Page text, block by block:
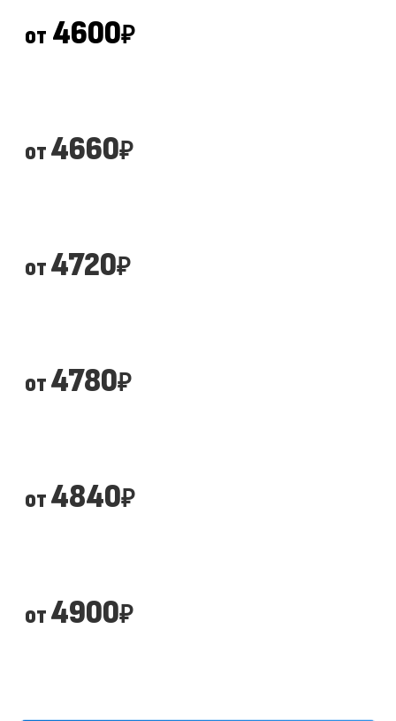
от 4600₽
от4660₽
от4720₽
от4780₽
от4840₽
от4900₽